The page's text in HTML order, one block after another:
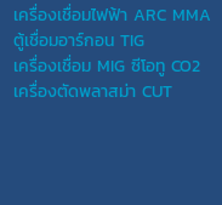
เครื่องเชื่อมไฟฟ้า ARC MMA
ตู้เชื่อมอาร์กอน TIG
เครื่องเชื่อม MIG ซีโอทู CO2
เครื่องตัดพลาสม่า CUT